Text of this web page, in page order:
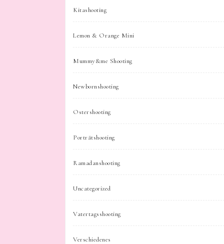
Kitashooting
Lemon & Orange Mini
Mummy&me Shooting
Newbornshooting
Ostershooting
Porträtshooting
Ramadanshooting
Uncategorized
Vatertagsshooting
Verschiedenes